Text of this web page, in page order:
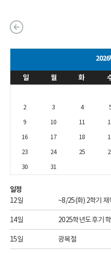
2025
2026
일 월 화
2
3 4
9
10 11
16
17 18
23
24 25
30
31
일정
12일
~8/25(화) 2학기 재
14일 2025학년도 후기
15일 광복절